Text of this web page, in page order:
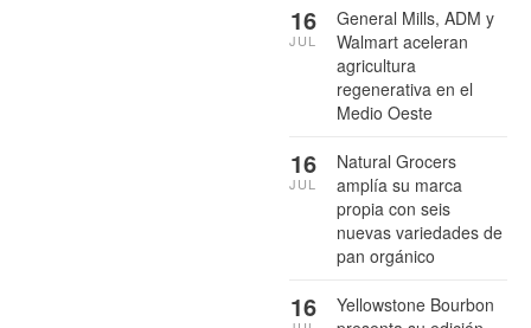
General Mills, ADM y
Walmart aceleran
agricultura
regenerativa en el
Medio Oeste
16
JUL
Natural Grocers
amplía su marca
propia con seis
nuevas variedades de
pan orgánico
16
JUL
Yellowstone Bourbon
16